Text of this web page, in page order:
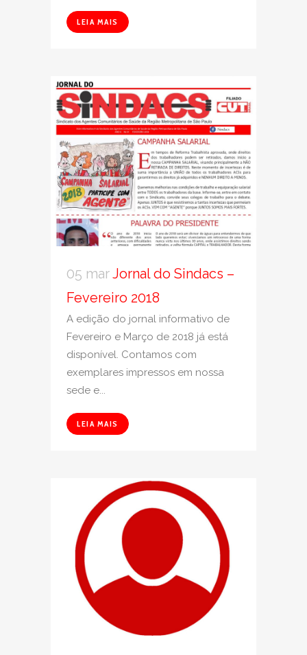
LEIA MAIS
05 marJornal do Sindacs –
Fevereiro 2018
A edição do jornal informativo de
Fevereiro e Março de 2018 já está
disponível. Contamos com
exemplares impressos em nossa
sede e...
LEIA MAIS